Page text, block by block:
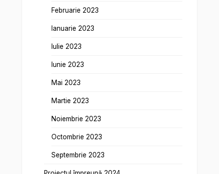
Februarie 2023
Ianuarie 2023
Iulie 2023
Iunie 2023
Mai 2023
Martie 2023
Noiembrie 2023
Octombrie 2023
Septembrie 2023